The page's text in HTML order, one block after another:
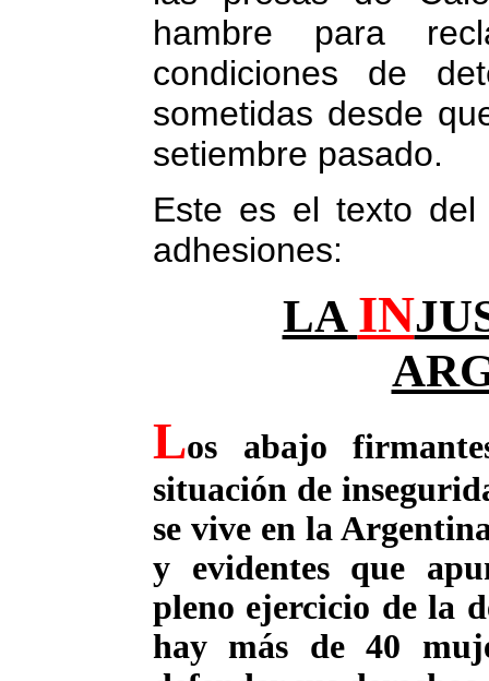
hambre para
condiciones de
sometidas desde
setiembre pasado.
Este es el texto
adhesiones:
LA IN
Los abajo
situación de
se vive en la
y evidentes que
pleno ejercicio de la
hay más de 40